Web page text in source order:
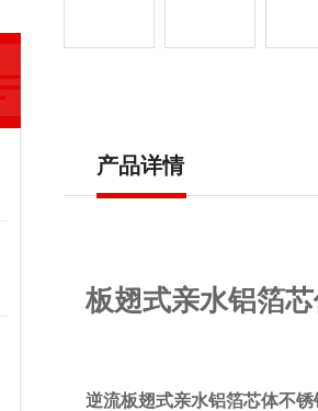
产品详情
板翅式亲水铝箔
逆流板翅式亲水铝箔芯体不